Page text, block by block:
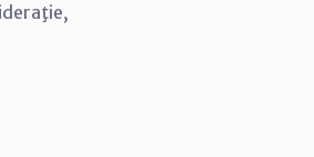
Waas!